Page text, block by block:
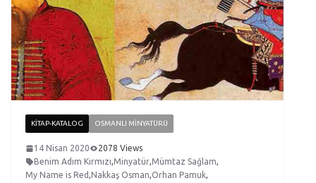
KITAP-KATALOG OSMANLI MINYATÜRÜ
14 Nisan 2020
2078 Views
Benim Adım Kırmızı,Minyatür,Mümtaz Sağlam,
My Name is Red, Nakkaş Osman,Orhan Pamuk,